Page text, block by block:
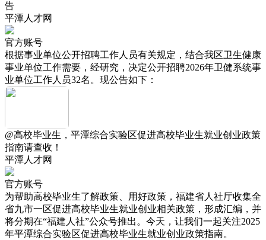
告
平潭人才网
官方账号
根据事业单位公开招聘工作人员有关规定，结合我区卫生健康
事业单位工作需要，经研究，决定公开招聘2026年卫健系统事
业单位工作人员32名。现公告如下：
@高校毕业生，平潭综合实验区促进高校毕业生就业创业政策
指南请查收！
平潭人才网
官方账号
为帮助高校毕业生了解政策、用好政策，福建省人社厅收集全
省九市一区促进高校毕业生就业创业相关政策，形成汇编，并
将分期在“福建人社”公众号推出。今天，让我们一起关注2025
年平潭综合实验区促进高校毕业生就业创业政策指南。